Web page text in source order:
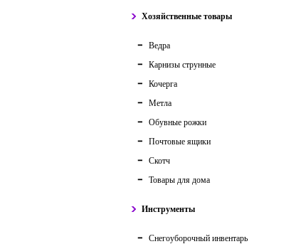
Хозяйственные товары
Ведра
Карнизы струнные
Кочерга
Метла
Обувные рожки
Почтовые ящики
Скотч
Товары для дома
Инструменты
Снегоуборочный инвентарь